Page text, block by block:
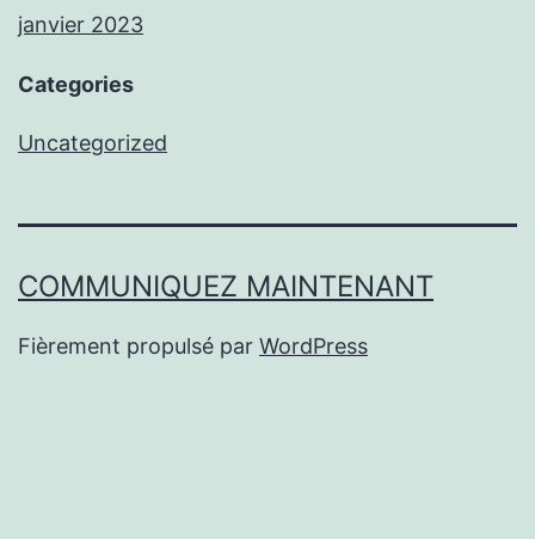
janvier 2023
Categories
Uncategorized
COMMUNIQUEZ MAINTENANT
Fièrement propulsé par WordPress